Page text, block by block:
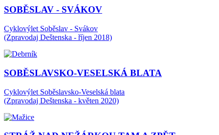
SOBĚSLAV - SVÁKOV
Cyklovýlet Soběslav - Svákov
(Zpravodaj Deštenska - říjen 2018)
SOBĚSLAVSKO-VESELSKÁ BLATA
Cyklovýlet Soběslavsko-Veselská blata
(Zpravodaj Deštenska - květen 2020)